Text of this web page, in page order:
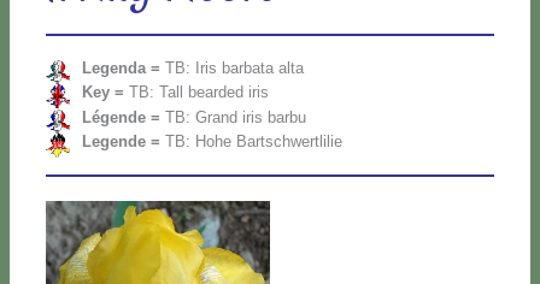
Le­gen­da =TB: Iris bar­ba­ta al­ta
Key =TB: Tall bear­ded iris
Lé­gen­de =TB: Grand iris bar­bu
Le­gen­de =TB: Ho­he Bar­ts­ch­wer­tli­lie